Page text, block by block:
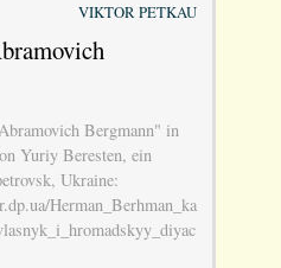
VIKTOR PETKAU
Bergmann" in
Yuriy Beresten, ein
Ukraine:
Herman_Berhman_ka